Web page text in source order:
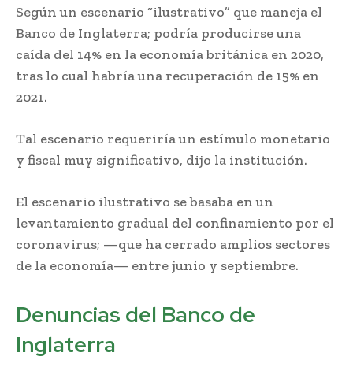
Según un escenario “ilustrativo” que maneja el
Banco de Inglaterra; podría producirse una
caída del 14% en la economía británica en 2020,
tras lo cual habría una recuperación de 15% en
2021.
Tal escenario requeriría un estímulo monetario
y fiscal muy significativo, dijo la institución.
El escenario ilustrativo se basaba en un
levantamiento gradual del confinamiento por el
coronavirus; —que ha cerrado amplios sectores
de la economía— entre junio y septiembre.
Denuncias del Banco de
Inglaterra